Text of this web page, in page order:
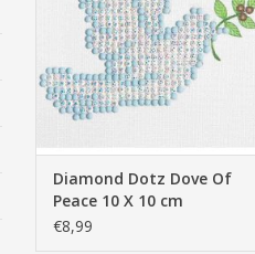
Diamond Dotz Dove Of
Peace 10 X 10 cm
€8,99